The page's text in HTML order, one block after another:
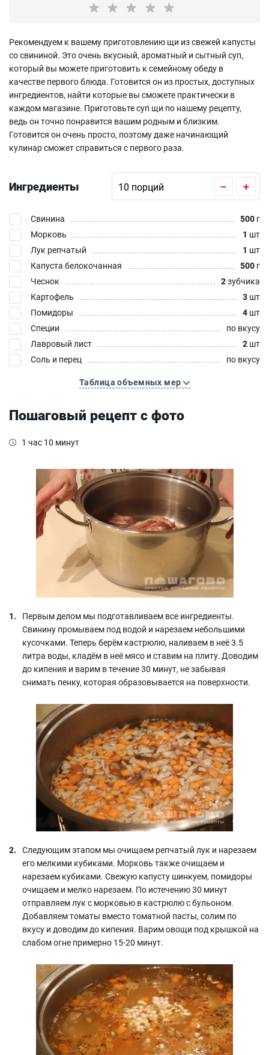
Рекомендуем к вашему приготовлению щи из свежей капусты
со свининой. Это очень вкусный, ароматный и сытный суп,
который вы можете приготовить к семейному обеду в
качестве первого блюда. Готовится он из простых, доступных
ингредиентов, найти которые вы сможете практически в
каждом магазине. Приготовьте суп щи по нашему рецепту,
ведь он точно понравится вашим родным и близким.
Готовится он очень просто, поэтому даже начинающий
кулинар сможет справиться с первого раза.
Ингредиенты – +
Свинина 500 г
Морковь
1 шт
Лук репчатый
1 шт
Капуста белокочанная
500 г
Чеснок
2зубчика
Картофель
3 шт
Помидоры
4 шт
Специи
по вкусу
Лавровый лист
2 шт
Соль и перец
по вкусу
Таблица объемных мер
Пошаговый рецепт с фото
1 час 10 минут
Первым делом мы подготавливаем все ингредиенты.
Свинину промываем под водой и нарезаем небольшими
кусочками. Теперь берём кастрюлю, наливаем в неё 3.5
литра воды, кладём в неё мясо и ставим на плиту. Доводим
до кипения и варим в течение 30 минут, не забывая
снимать пенку, которая образовывается на поверхности.
Следующим этапом мы очищаем репчатый лук и нарезаем
его мелкими кубиками. Морковь также очищаем и
нарезаем кубиками. Свежую капусту шинкуем, помидоры
очищаем и мелко нарезаем. По истечению 30 минут
отправляем лук с морковью в кастрюлю с бульоном.
Добавляем томаты вместо томатной пасты, солим по
вкусу и доводим до кипения. Варим овощи под крышкой на
слабом огне примерно 15-20 минут.